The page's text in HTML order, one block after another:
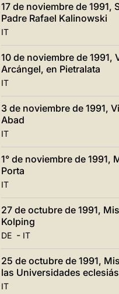
17 de noviembre de
Padre Rafael Kalinowski
IT
10 de noviembre de
Arcángel, en Pietralata
IT
3 de noviembre de 1991,
Abad
IT
1° de noviembre de
Porta
IT
27 de octubre de 1991,
Kolping
DE- IT
25 de octubre de 1991,
las Universidades
IT